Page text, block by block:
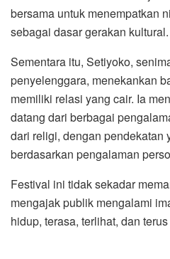
bersama untuk menempatkan
sebagai dasar gerakan kultural.
Sementara itu, Setiyoko,
penyelenggara, menekankan
memiliki relasi yang cair. Ia
datang dari berbagai
dari religi, dengan pendekatan
berdasarkan pengalaman
Festival ini tidak sekadar
mengajak publik mengalami
hidup, terasa, terlihat, dan